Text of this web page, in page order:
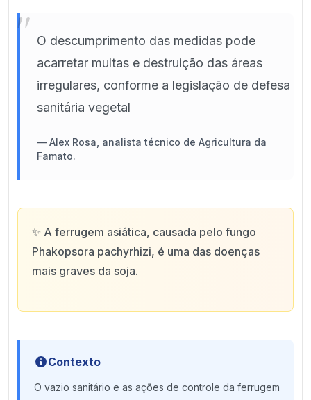
" O descumprimento das medidas pode
acarretar multas e destruição das áreas
irregulares, conforme a legislação de defesa
sanitária vegetal
— Alex Rosa, analista técnico de Agricultura da
Famato.
✨ A ferrugem asiática, causada pelo fungo
Phakopsora pachyrhizi, é uma das doenças
mais graves da soja.
Contexto
O vazio sanitário e as ações de controle da ferrugem